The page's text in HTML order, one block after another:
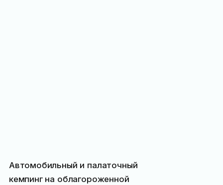
Автомобильный и палаточный
кемпинг на облагороженной